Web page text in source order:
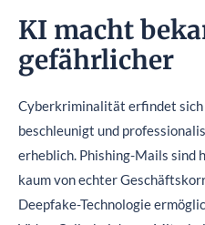
KI macht
gefährlicher
Cyberkriminalität erfindet sich
beschleunigt und
erheblich. Phishing-Mails
kaum von echter
Deepfake-Technologie